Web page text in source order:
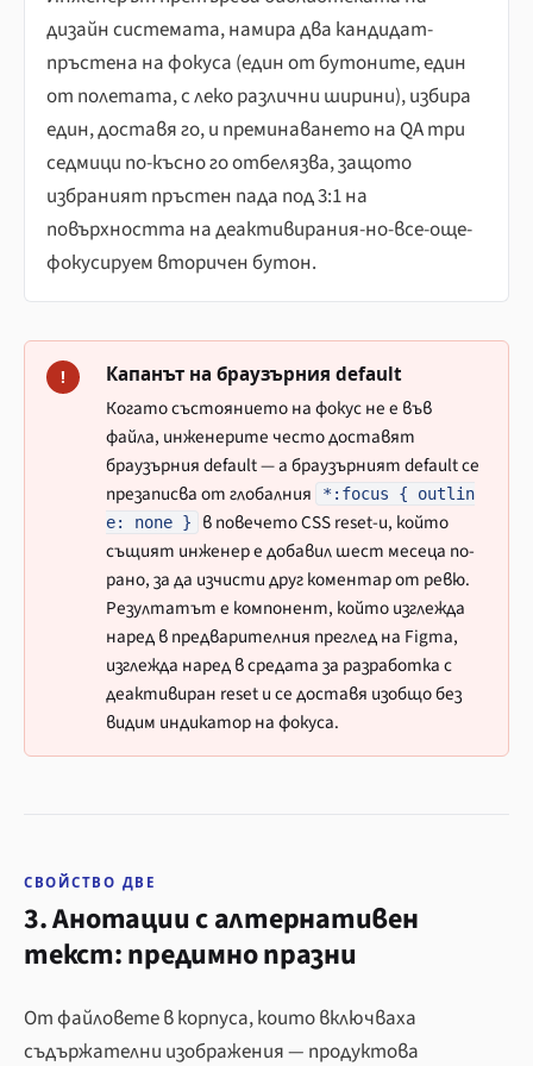
дизайн системата, намира два кандидат-
пръстена на фокуса (един от бутоните, един
от полетата, с леко различни ширини), избира
един, доставя го, и преминаването на QA три
седмици по-късно го отбелязва, защото
избраният пръстен пада под 3:1 на
повърхността на деактивирания-но-все-още-
фокусируем вторичен бутон.
! Капанът на браузърния default
Когато състоянието на фокус не е във
файла, инженерите често доставят
браузърния default — а браузърният default се
презаписва от глобалния
*:focus { outlin
e: none }
в повечето CSS reset-и, който
същият инженер е добавил шест месеца по-
рано, за да изчисти друг коментар от ревю.
Резултатът е компонент, който изглежда
наред в предварителния преглед на Figma,
изглежда наред в средата за разработка с
деактивиран reset и се доставя изобщо без
видим индикатор на фокуса.
СВОЙСТВО ДВЕ
3. Анотации с алтернативен
текст: предимно празни
От файловете в корпуса, които включваха
съдържателни изображения — продуктова